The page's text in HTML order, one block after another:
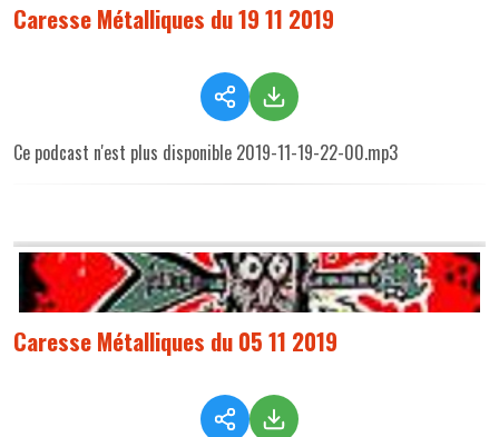
Caresse Métalliques du 19 11 2019
Ce podcast n'est plus disponible 2019-11-19-22-00.mp3
Caresse Métalliques du 05 11 2019